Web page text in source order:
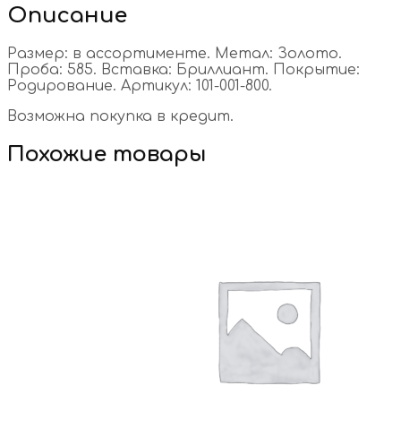
Описание
Размер: в ассортименте. Метал: Золото.
Проба: 585. Вставка: Бриллиант. Покрытие:
Родирование. Артикул: 101-001-800.
Возможна покупка в кредит.
Похожие товары